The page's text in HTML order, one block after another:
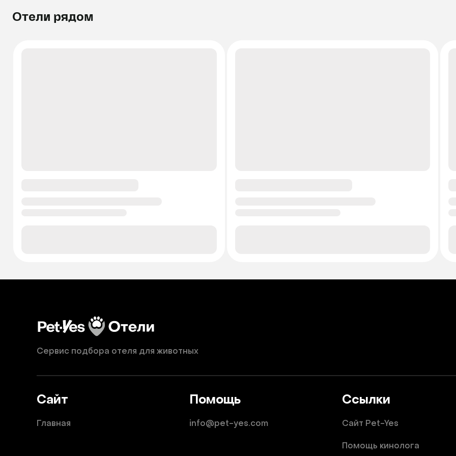
Отели рядом
Сервис подбора отеля для животных
Сайт
Главная
Помощь
info@pet-yes.com
Ссылки
Сайт Pet-Yes
Помощь кинолога